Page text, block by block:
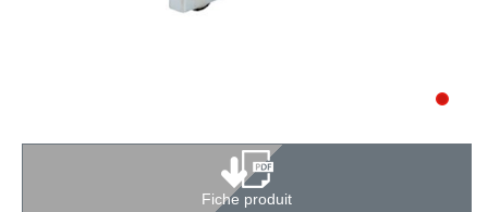
Fiche produit